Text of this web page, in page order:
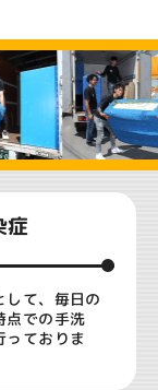
症
して、毎日の
点での手洗
っておりま